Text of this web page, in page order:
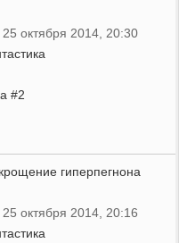
25 октября 2014, 20:30
#2
гиперпегнона
25 октября 2014, 20:16